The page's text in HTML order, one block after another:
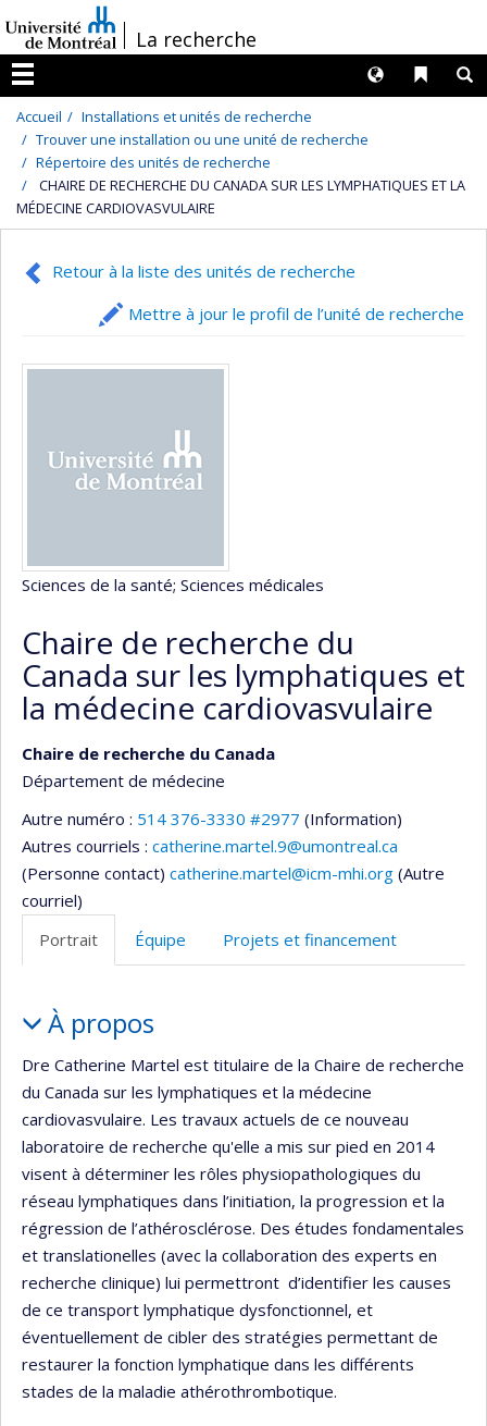
au
contenu
/La recherche
Menu
Liens
Langues
Accueil
Installations et unités de recherche
Trouver une installation ou une unité de recherche
Répertoire des unités de recherche
CHAIRE DE RECHERCHE DU CANADA SUR LES LYMPHATIQUES ET LA
MÉDECINE CARDIOVASVULAIRE
Retour à la liste des unités de recherche
Mettre à jour le profil de l’unité de recherche
Sciences de la santé; Sciences médicales
Chaire de recherche du
Canada sur les lymphatiques et
la médecine cardiovasvulaire
Chaire de recherche du Canada
Département de médecine
Autre numéro : 514 376-3330 #2977 (Information)
Autres courriels : catherine.martel.9@umontreal.ca
(Personne contact) catherine.martel@icm-mhi.org (Autre
courriel)
Portrait
Équipe Projets et financement
Portrait
À propos
Dre Catherine Martel est titulaire de la Chaire de recherche
du Canada sur les lymphatiques et la médecine
cardiovasvulaire. Les travaux actuels de ce nouveau
laboratoire de recherche qu'elle a mis sur pied en 2014
visent à déterminer les rôles physiopathologiques du
réseau lymphatiques dans l’initiation, la progression et la
régression de l’athérosclérose. Des études fondamentales
et translationelles (avec la collaboration des experts en
recherche clinique) lui permettront d’identifier les causes
de ce transport lymphatique dysfonctionnel, et
éventuellement de cibler des stratégies permettant de
restaurer la fonction lymphatique dans les différents
stades de la maladie athérothrombotique.